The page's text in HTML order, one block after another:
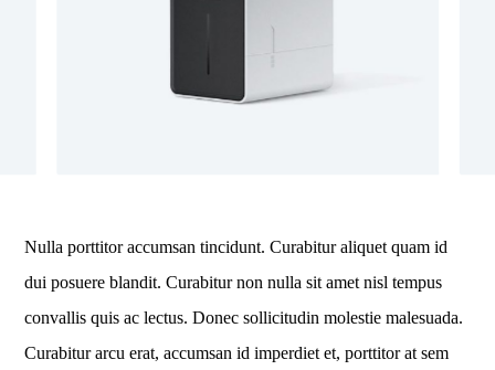
Nulla porttitor accumsan tincidunt. Curabitur aliquet quam id
dui posuere blandit. Curabitur non nulla sit amet nisl tempus
convallis quis ac lectus. Donec sollicitudin molestie malesuada.
Curabitur arcu erat, accumsan id imperdiet et, porttitor at sem